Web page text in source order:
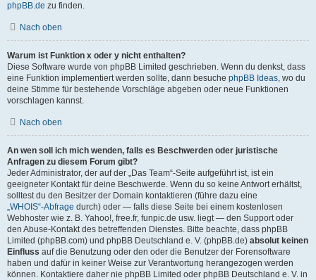
phpBB.de zu finden.
Nach oben
Warum ist Funktion x oder y nicht enthalten?
Diese Software wurde von phpBB Limited geschrieben. Wenn du denkst, dass
eine Funktion implementiert werden sollte, dann besuche phpBB Ideas, wo du
deine Stimme für bestehende Vorschläge abgeben oder neue Funktionen
vorschlagen kannst.
Nach oben
An wen soll ich mich wenden, falls es Beschwerden oder juristische
Anfragen zu diesem Forum gibt?
Jeder Administrator, der auf der „Das Team“-Seite aufgeführt ist, ist ein
geeigneter Kontakt für deine Beschwerde. Wenn du so keine Antwort erhältst,
solltest du den Besitzer der Domain kontaktieren (führe dazu eine
„WHOIS“-Abfrage durch) oder — falls diese Seite bei einem kostenlosen
Webhoster wie z. B. Yahoo!, free.fr, funpic.de usw. liegt — den Support oder
den Abuse-Kontakt des betreffenden Dienstes. Bitte beachte, dass phpBB
Limited (phpBB.com) und phpBB Deutschland e. V. (phpBB.de) absolut keinen
Einfluss auf die Benutzung oder den oder die Benutzer der Forensoftware
haben und dafür in keiner Weise zur Verantwortung herangezogen werden
können. Kontaktiere daher nie phpBB Limited oder phpBB Deutschland e. V. in